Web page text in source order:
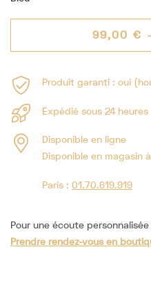
99,00 €
Produit garanti : oui
Expédié sous 24 heures
Disponible en ligne
Disponible en magasin
Paris : 01.70.619.919
Pour une écoute
Prendre rendez-vous en